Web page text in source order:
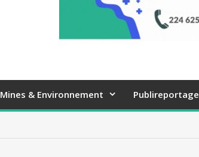
Mines & Environnement Publireportage